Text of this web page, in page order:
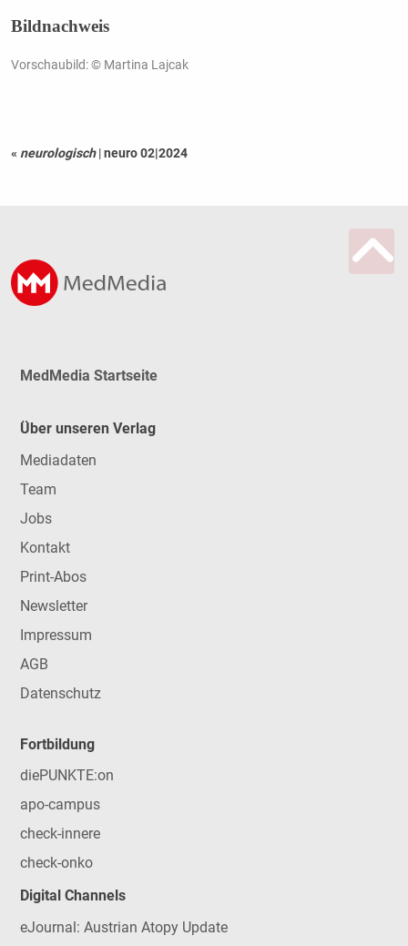
Bildnachweis
Vorschaubild: © Martina Lajcak
« neurologisch |neuro 02|2024
MedMedia Startseite
Über unseren Verlag
Mediadaten
Team
Jobs
Kontakt
Print-Abos
Newsletter
Impressum
AGB
Datenschutz
Fortbildung
diePUNKTE:on
apo-campus
check-innere
check-onko
Digital Channels
eJournal: Austrian Atopy Update